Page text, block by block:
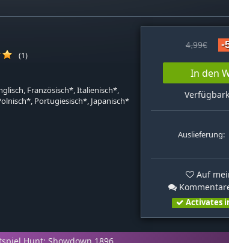
(1)
Französisch*, Italienisch*,
Portugiesisch*, Japanisch*
4,99€ -
In den
Auslieferung:
Auf
Activates